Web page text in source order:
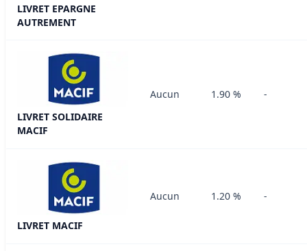
LIVRET EPARGNE
AUTREMENT
LIVRET SOLIDAIRE
MACIF
Aucun 1.90 % -
LIVRET MACIF
Aucun 1.20 % -